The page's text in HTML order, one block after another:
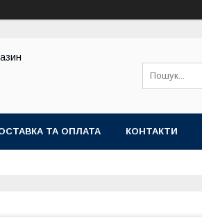
ТА ОПЛАТА КОНТАКТИ